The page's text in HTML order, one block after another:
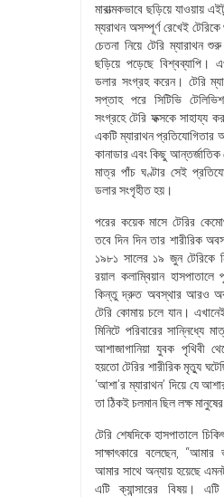
মারাত্মকভাবে ছড়িয়ে যাওয়ায়
ম্যরাথন অসম্পূর্ণ রেখেই
চেতনা নিয়ে টেরি ম্যারাথন
ছড়িয়ে পড়েছে বিশ্বব্যাপি।
ডলার সংগ্রহ করেন। টেরি
সপ্তাহ পরে সিটিভি
সংগ্রহে টেরি ফক্সকে সাহায্য
একটি ম্যারাথন
কানাডার এবং কিছু আন্তর্জাতিক
মাত্র পাঁচ ঘণ্টার সেই
ডলার সংগৃহীত হয়।
পরের কয়েক মাসে টেরির
তবে দিন দিন তার শারীরিক
১৯৮১ সালের ১৯ জুন টেরিকে
রয়াল কলাম্বিয়ান হাসপাতালে
কিন্তু দ্রুত অবস্থার আরও
টেরি কোমায় চলে যান।
মিনিটে পরিবারের সান্নিধ্যে
আশাজাগানিয়া যুবক পৃথিবী
হয়তো টেরির শারীরিক মৃত্যু
‘আশা’র ম্যারাথন’ দিয়ে যে
তা ঠিকই চলমান ছিল লক্ষ
টেরি শেষদিকে হাসপাতালে
সাক্ষাৎকারে বলেছেন,
আমার সাথে অন্যায় হয়েছে
এটি ক্যান্সারের বিষয়।